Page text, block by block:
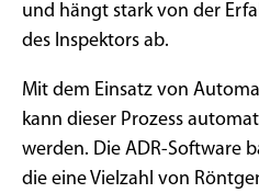
und hängt stark von der
des Inspektors ab.
Mit dem Einsatz von
kann dieser Prozess
werden. Die ADR-Software
die eine Vielzahl von